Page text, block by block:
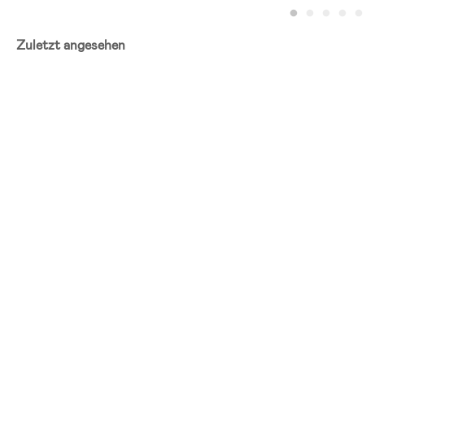
Zuletzt angesehen